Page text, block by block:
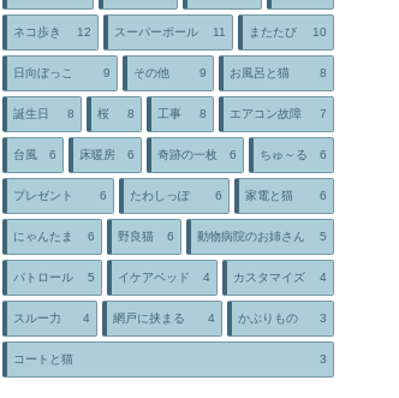
ネコ歩き 12 スーパーボール 11 またたび 10
日向ぼっこ 9 その他 9 お風呂と猫 8
誕生日 8 桜 8 工事 8 エアコン故障 7
台風 6 床暖房 6 奇跡の一枚 6 ちゅ～る 6
プレゼント 6 たわしっぽ 6 家電と猫 6
にゃんたま 6 野良猫 6 動物病院のお姉さん 5
パトロール 5 イケアベッド 4 カスタマイズ 4
スルー力 4 網戸に挟まる 4 かぶりもの 3
コートと猫 3